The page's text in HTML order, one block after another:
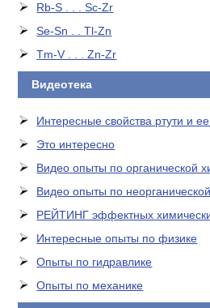
Rb-S . . . Sc-Zr
Se-Sn . . Tl-Zn
Tm-V . . . Zn-Zr
Видеотека
Интересные свойства ртути и
Это интересно
Видео опыты по органической
Видео опыты по
РЕЙТИНГ эффектных
Интересные опыты по физике
Опыты по гидравлике
Опыты по механике